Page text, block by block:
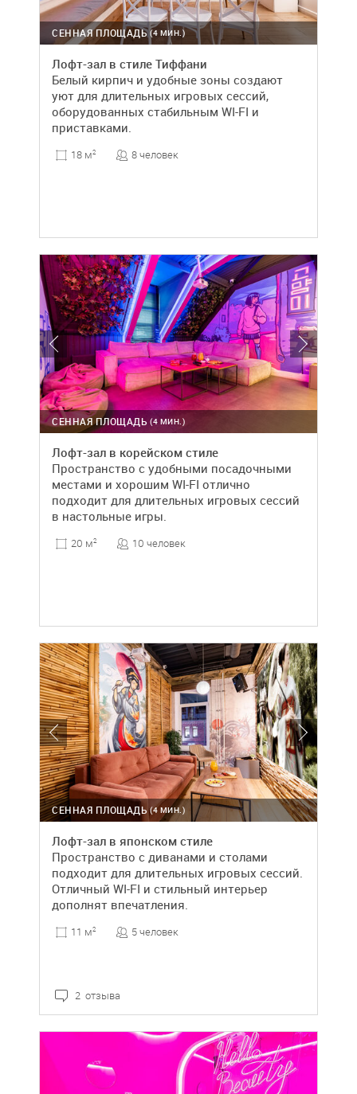
(4 МИН.)
СЕННАЯ ПЛОЩАДЬ
Лофт-зал в стиле Тиффани
Белый кирпич и удобные зоны создают
уют для длительных игровых сессий,
оборудованных стабильным WI-FI и
приставками.
18 м2 8 человек
(4 МИН.)
СЕННАЯ ПЛОЩАДЬ
Лофт-зал в корейском стиле
Пространство с удобными посадочными
местами и хорошим WI-FI отлично
подходит для длительных игровых сессий
в настольные игры.
20 м2 10 человек
(4 МИН.)
СЕННАЯ ПЛОЩАДЬ
Лофт-зал в японском стиле
Пространство с диванами и столами
подходит для длительных игровых сессий.
Отличный WI-FI и стильный интерьер
дополнят впечатления.
11 м2 5 человек
2 отзыва